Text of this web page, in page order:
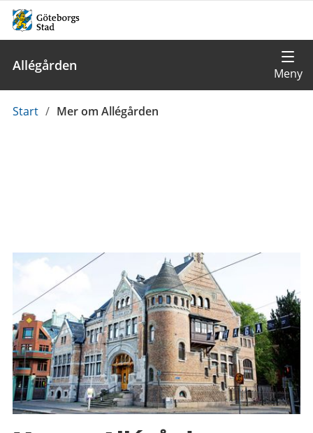
Allégården
Du
Start / Mer om Allégården